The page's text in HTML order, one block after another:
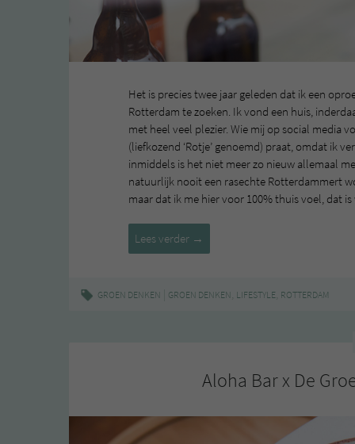
Het is precies twee jaar geleden dat ik een
Rotterdam te zoeken. Ik vond een huis,
met heel veel plezier. Wie mij op social media
(liefkozend ‘Rotje’ genoemd) praat, omdat ik
inmiddels is het niet meer zo nieuw allemaal
natuurlijk nooit een rasechte Rotterdammert
maar dat ik me hier voor 100% thuis voel, dat
Lees verder Twee
jaar
→
GROEN DENKEN GROEN DENKEN, LIFESTYLE, ROTTERDAM
Aloha Bar x De